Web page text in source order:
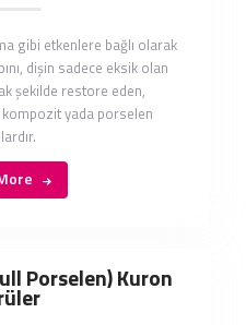
gibi etkenlere bağlı olarak
dişin sadece eksik olan
şekilde restore eden,
yada porselen
Porselen) Kuron